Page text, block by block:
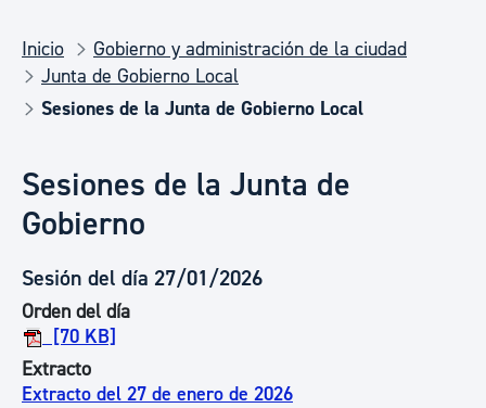
Inicio
Gobierno y administración de la ciudad
Junta de Gobierno Local
Sesiones de la Junta de Gobierno Local
Sesiones de la Junta de
Gobierno
Sesión del día 27/01/2026
Orden del día
[70 KB]
Extracto
Extracto del 27 de enero de 2026